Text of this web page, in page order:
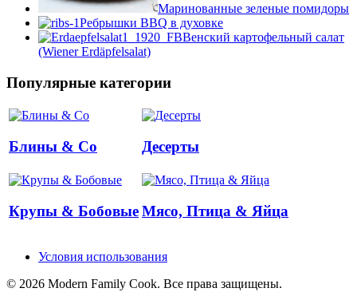
Маринованные зеленые помидоры
Ребрышки BBQ в духовке
Венский картофельный салат
(Wiener Erdäpfelsalat)
Популярные категории
Блины & Co Десерты
Крупы & БобовыеМясо, Птица & Яйца
Условия использования
© 2026 Modern Family Cook. Все права защищены.